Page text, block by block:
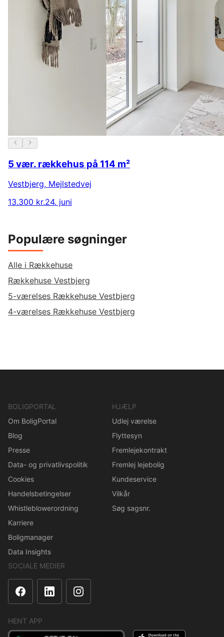
5 vær. rækkehus på 114 m²
Vestbjerg, Mejlstedvej
13.300 kr.24. juni
Populære søgninger
Alle i Rækkehuse
Rækkehuse Vestbjerg
5-værelses Rækkehuse Vestbjerg
4-værelses Rækkehuse Vestbjerg
BOLIGPORTAL
Om BoligPortal
Blog
Presse
Data- og privatlivspolitik
Cookies
Handelsbetingelser
Whistleblowerordning
Karriere
Boligmanager
Data Insights
HJÆLP
Udlej værelse
Flyttesyn
Fremlejekontrakt
Fremlej lejebolig
Kundeservice
Vilkår
Søg sagsnr.
SOCIALE MEDIER
HENT APP